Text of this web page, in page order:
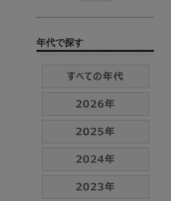
年代で探す